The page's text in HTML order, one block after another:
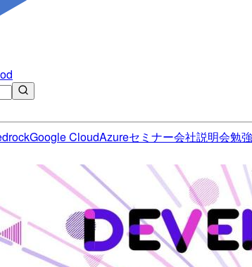
Google CloudAzureセミナー会社説明会勉